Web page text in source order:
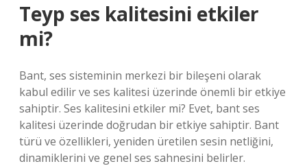
Teyp ses kalitesini etkiler
mi?
Bant, ses sisteminin merkezi bir bileşeni olarak
kabul edilir ve ses kalitesi üzerinde önemli bir etkiye
sahiptir. Ses kalitesini etkiler mi? Evet, bant ses
kalitesi üzerinde doğrudan bir etkiye sahiptir. Bant
türü ve özellikleri, yeniden üretilen sesin netliğini,
dinamiklerini ve genel ses sahnesini belirler.